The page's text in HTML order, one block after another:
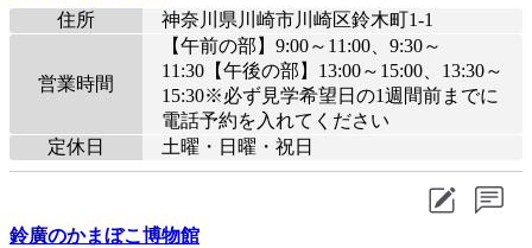
住所
神奈川県川崎市川崎区鈴木町1-1
営業時間
【午前の部】9:00～11:00、9:30～
11:30【午後の部】13:00～15:00、13:30～
15:30※必ず見学希望日の1週間前までに
電話予約を入れてください
定休日
土曜・日曜・祝日
鈴廣のかまぼこ博物館